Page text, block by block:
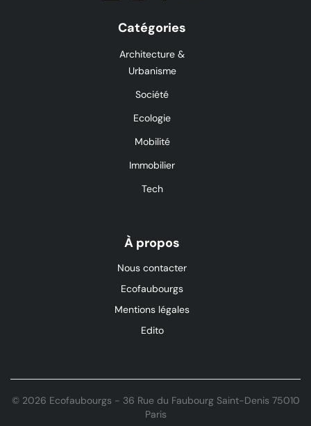
Catégories
Architecture &
Urbanisme
Société
Ecologie
Mobilité
Immobilier
Tech
À propos
Nous contacter
Ecofaubourgs
Mentions légales
Edito
© 2026 Ecofaubourgs - 36 Rue du Faubourg Saint-Denis 75010
Paris